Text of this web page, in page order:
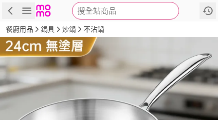
搜全站商品
商品 評價 詳情
餐廚用品 鍋具 炒鍋 不沾鍋